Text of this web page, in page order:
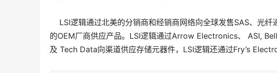
LSI逻辑通过北美的分销商和经销商网络向全球发售SAS、光纤
的OEM厂商供应产品。LSI逻辑通过Arrow Electronics、 ASI,
及 Tech Data向渠道供应存储元器件，LSI逻辑还通过Fry’s